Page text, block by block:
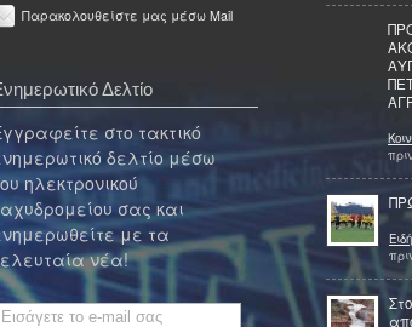
Παρακολουθείστε μας μέσω Mail
Δελτίο
στο τακτικό
δελτίο μέσω
ηλεκτρονικού
σας και
με τα
νέα!